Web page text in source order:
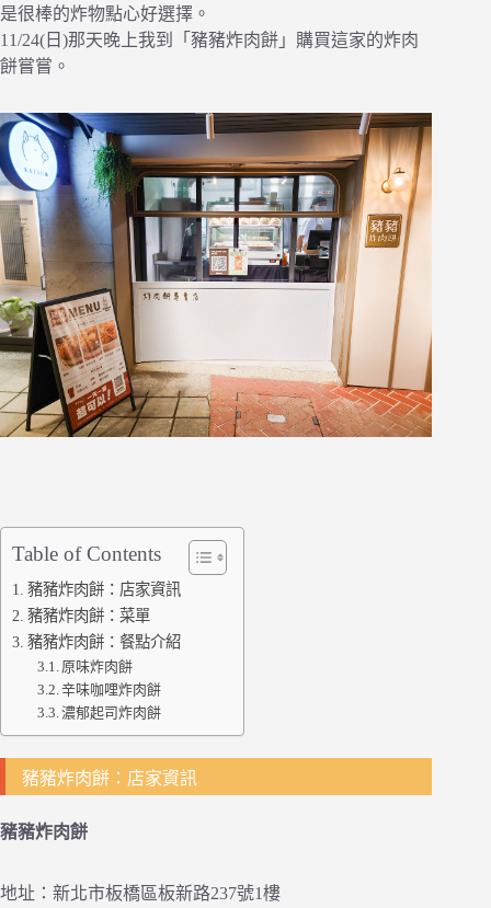
是很棒的炸物點心好選擇。
11/24(日)那天晚上我到「豬豬炸肉餅」購買這家的炸肉
餅嘗嘗。
Table of Contents
豬豬炸肉餅：店家資訊
豬豬炸肉餅：菜單
豬豬炸肉餅：餐點介紹
原味炸肉餅
辛味咖哩炸肉餅
濃郁起司炸肉餅
豬豬炸肉餅：店家資訊
豬豬炸肉餅
地址：新北市板橋區板新路237號1樓